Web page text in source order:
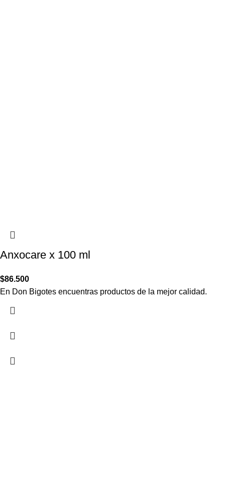
Anxocare x 100 ml
$86.500
En Don Bigotes encuentras productos de la mejor calidad.